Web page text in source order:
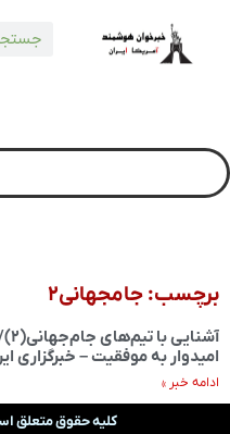
برچسب: جامجهانی۲
امیدوار به موفقیت – خبرگزاری
ادامه خبر »
کلیه حقوق متعلق